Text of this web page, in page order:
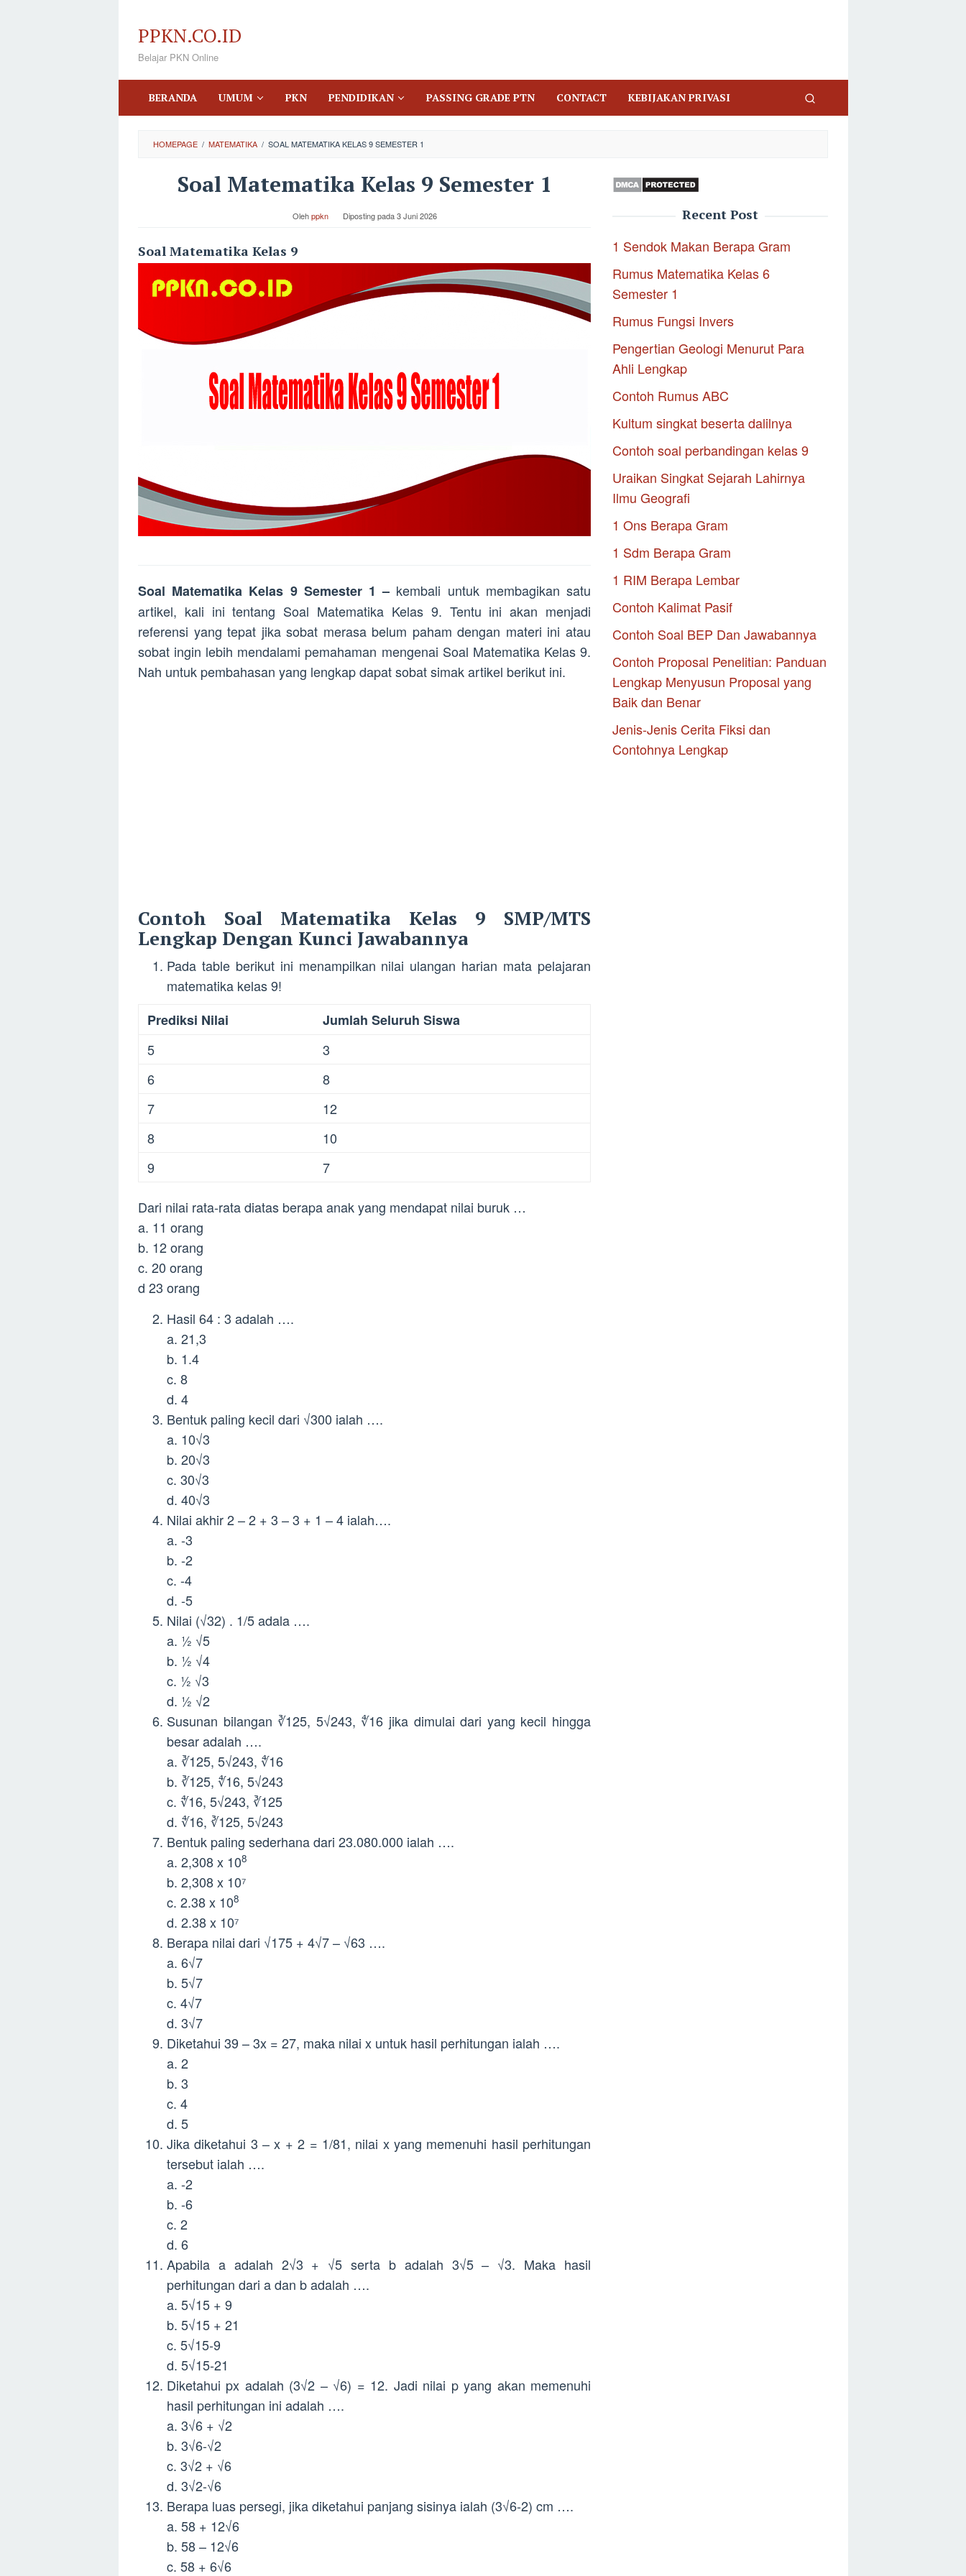
konten
PPKN.CO.ID
Belajar PKN Online
BERANDA UMUM PKN PENDIDIKAN PASSING GRADE PTN CONTACT KEBIJAKAN PRIVASI
HOMEPAGE / MATEMATIKA / SOAL MATEMATIKA KELAS 9 SEMESTER 1
Soal Matematika Kelas 9 Semester 1
Olehppkn Diposting pada3 Juni 2026
Soal Matematika Kelas 9
Soal Matematika Kelas 9 Semester 1 – kembali untuk membagikan satu
artikel, kali ini tentang Soal Matematika Kelas 9. Tentu ini akan menjadi
referensi yang tepat jika sobat merasa belum paham dengan materi ini atau
sobat ingin lebih mendalami pemahaman mengenai Soal Matematika Kelas 9.
Nah untuk pembahasan yang lengkap dapat sobat simak artikel berikut ini.
Contoh Soal Matematika Kelas 9 SMP/MTS
Lengkap Dengan Kunci Jawabannya
Pada table berikut ini menampilkan nilai ulangan harian mata pelajaran
matematika kelas 9!
Prediksi Nilai
Jumlah Seluruh Siswa
5
3
6
8
7
12
8
10
9
7
Dari nilai rata-rata diatas berapa anak yang mendapat nilai buruk …
a. 11 orang
b. 12 orang
c. 20 orang
d 23 orang
Hasil 64 : 3 adalah ….
a. 21,3
b. 1.4
c. 8
d. 4
Bentuk paling kecil dari √300 ialah ….
a. 10√3
b. 20√3
c. 30√3
d. 40√3
Nilai akhir 2 – 2 + 3 – 3 + 1 – 4 ialah….
a. -3
b. -2
c. -4
d. -5
Nilai (√32) . 1/5 adala ….
a. ½ √5
b. ½ √4
c. ½ √3
d. ½ √2
Susunan bilangan ∛125, 5√243, ∜16 jika dimulai dari yang kecil hingga
besar adalah ….
a. ∛125, 5√243, ∜16
b. ∛125, ∜16, 5√243
c. ∜16, 5√243, ∛125
d. ∜16, ∛125, 5√243
Bentuk paling sederhana dari 23.080.000 ialah ….
a. 2,308 x 108
b. 2,308 x 10⁷
c. 2.38 x 108
d. 2.38 x 10⁷
Berapa nilai dari √175 + 4√7 – √63 ….
a. 6√7
b. 5√7
c. 4√7
d. 3√7
Diketahui 39 – 3x = 27, maka nilai x untuk hasil perhitungan ialah ….
a. 2
b. 3
c. 4
d. 5
Jika diketahui 3 – x + 2 = 1/81, nilai x yang memenuhi hasil perhitungan
tersebut ialah ….
a. -2
b. -6
c. 2
d. 6
Apabila a adalah 2√3 + √5 serta b adalah 3√5 – √3. Maka hasil
perhitungan dari a dan b adalah ….
a. 5√15 + 9
b. 5√15 + 21
c. 5√15-9
d. 5√15-21
Diketahui px adalah (3√2 – √6) = 12. Jadi nilai p yang akan memenuhi
hasil perhitungan ini adalah ….
a. 3√6 + √2
b. 3√6-√2
c. 3√2 + √6
d. 3√2-√6
Berapa luas persegi, jika diketahui panjang sisinya ialah (3√6-2) cm ….
a. 58 + 12√6
b. 58 – 12√6
c. 58 + 6√6
Recent Post
1 Sendok Makan Berapa Gram
Rumus Matematika Kelas 6
Semester 1
Rumus Fungsi Invers
Pengertian Geologi Menurut Para
Ahli Lengkap
Contoh Rumus ABC
Kultum singkat beserta dalilnya
Contoh soal perbandingan kelas 9
Uraikan Singkat Sejarah Lahirnya
Ilmu Geografi
1 Ons Berapa Gram
1 Sdm Berapa Gram
1 RIM Berapa Lembar
Contoh Kalimat Pasif
Contoh Soal BEP Dan Jawabannya
Contoh Proposal Penelitian: Panduan
Lengkap Menyusun Proposal yang
Baik dan Benar
Jenis-Jenis Cerita Fiksi dan
Contohnya Lengkap